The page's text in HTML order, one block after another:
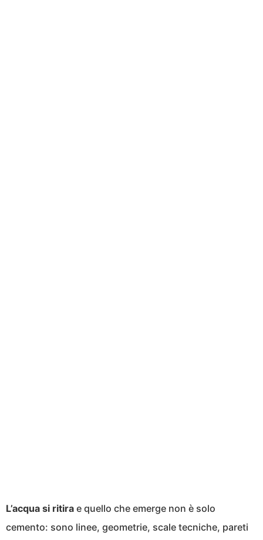
L’acqua si ritira e quello che emerge non è solo
cemento: sono linee, geometrie, scale tecniche, pareti